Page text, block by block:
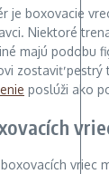
je boxovacie
Niektoré
majú podobu
zostaviť pestrý
poslúži ako
vriec